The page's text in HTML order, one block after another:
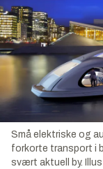
Små elektriske og
forkorte transport i
svært aktuell by.